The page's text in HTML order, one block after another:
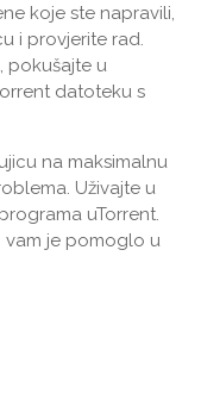
koje ste napravili,
i provjerite rad.
pokušajte u
datoteku s
na maksimalnu
Uživajte u
uTorrent.
vam je pomoglo u